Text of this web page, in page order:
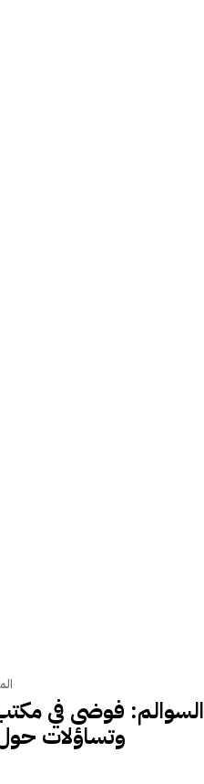
السوالم: فوضى في
وتساؤلات